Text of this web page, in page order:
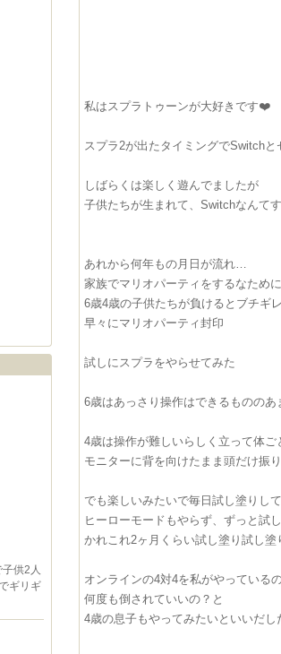
供2人
ギリギ
私はスプラトゥーンが大好きです❤️
スプラ2が出たタイミングでSwitchと
しばらくは楽しく遊んでましたが
子供たちが生まれて、Switchなんて
あれから何年もの月日が流れ…
家族でマリオパーティをするなため
6歳4歳の子供たちが負けるとブチギ
早々にマリオパーティ封印
試しにスプラをやらせてみた
6歳はあっさり操作はできるもののあ
4歳は操作が難しいらしく立って体
モニターに背を向けたまま頭だけ振
でも楽しいみたいで毎日試し塗りし
ヒーローモードもやらず、ずっと試
かれこれ2ヶ月くらい試し塗り試し塗
オンラインの4対4を私がやっている
何度も倒されていいの？と
4歳の息子もやってみたいといいだし